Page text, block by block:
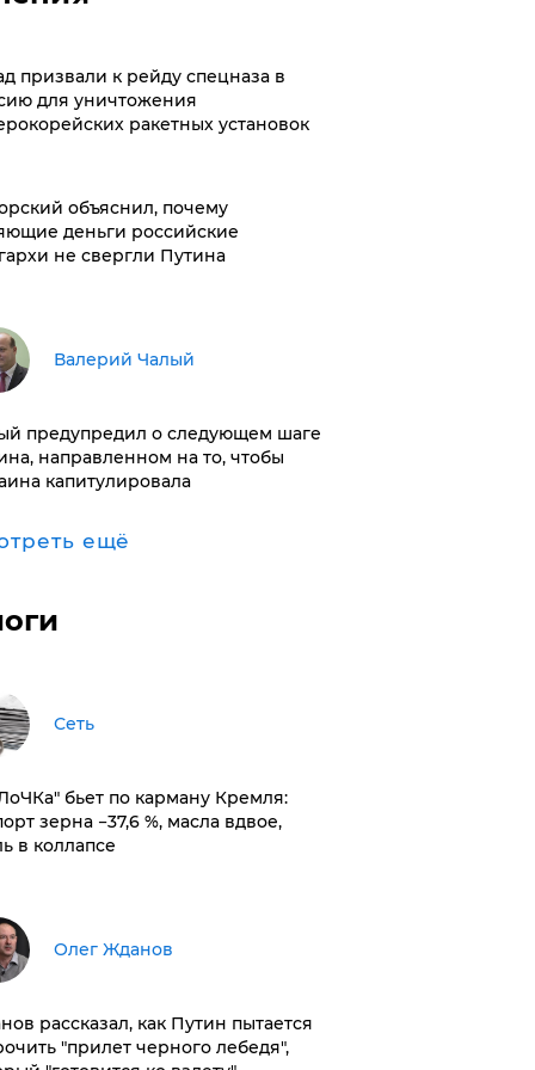
призвали к рейду спецназа в
для уничтожения
ракетных установок
объяснил, почему
деньги российские
не свергли Путина
Валерий Чалый
предупредил о следующем шаге
направленном на то, чтобы
капитулировала
ещё
Сеть
бьет по карману Кремля:
зерна −37,6 %, масла вдвое,
в коллапсе
Олег Жданов
рассказал, как Путин пытается
"прилет черного лебедя",